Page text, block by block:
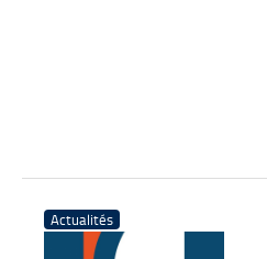
Actualités